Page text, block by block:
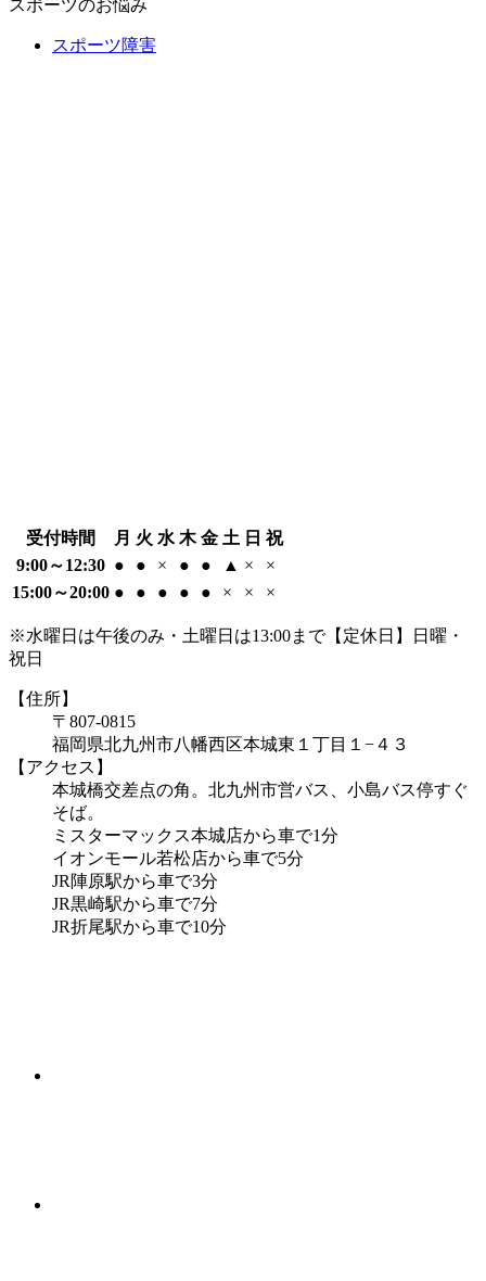
スポーツのお悩み
スポーツ障害
受付時間 月 火 水 木 金 土 日 祝
9:00～12:30 ● ● × ● ● ▲ ×
×
15:00～20:00 ● ● ● ● ● × × ×
※水曜日は午後のみ・土曜日は13:00まで【定休日】日曜・
祝日
【住所】
〒807-0815
福岡県北九州市八幡西区本城東１丁目１−４３
【アクセス】
本城橋交差点の角。北九州市営バス、小島バス停すぐ
そば。
ミスターマックス本城店から車で1分
イオンモール若松店から車で5分
JR陣原駅から車で3分
JR黒崎駅から車で7分
JR折尾駅から車で10分